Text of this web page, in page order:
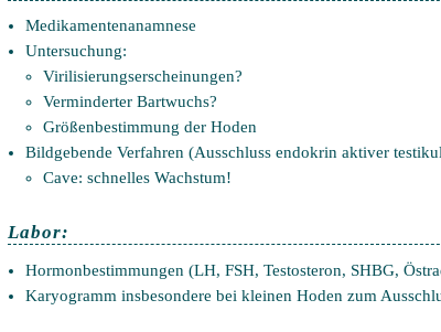
Medikamentenanamnese
Untersuchung:
Virilisierungserscheinungen?
Verminderter Bartwuchs?
Größenbestimmung der Hoden
Bildgebende Verfahren (Ausschluss endokrin aktiver
Cave: schnelles Wachstum!
Labor:
Hormonbestimmungen (LH, FSH, Testosteron, SHBG,
Karyogramm insbesondere bei kleinen Hoden zum